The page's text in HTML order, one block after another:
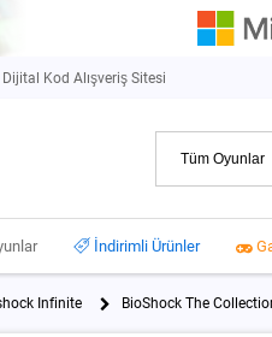
Kod Alışveriş Sitesi
İndirimli Ürünler
Infinite BioShock The